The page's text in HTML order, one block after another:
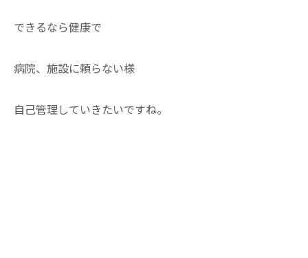
できるなら健康で
病院、施設に頼らない様
自己管理していきたいですね。